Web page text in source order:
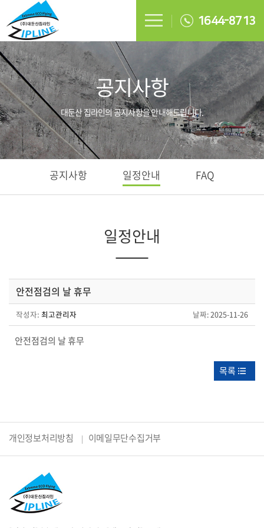
1644-8713
공지사항
대둔산 집라인의 공지사항을 안내해드립니다.
공지사항 일정안내 FAQ
일정안내
안전점검의 날 휴무
작성자: 최고관리자 날짜: 2025-11-26
안전점검의 날 휴무
목록
개인정보처리방침 이메일무단수집거부